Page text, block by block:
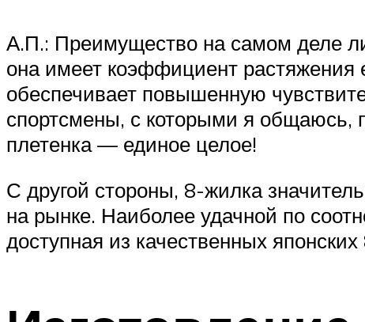
А.П.: Преимущество на самом деле
она имеет коэффициент растяжения
обеспечивает повышенную
спортсмены, с которыми я общаюсь,
плетенка — единое целое!
С другой стороны, 8-жилка
на рынке. Наиболее удачной по
доступная из качественных